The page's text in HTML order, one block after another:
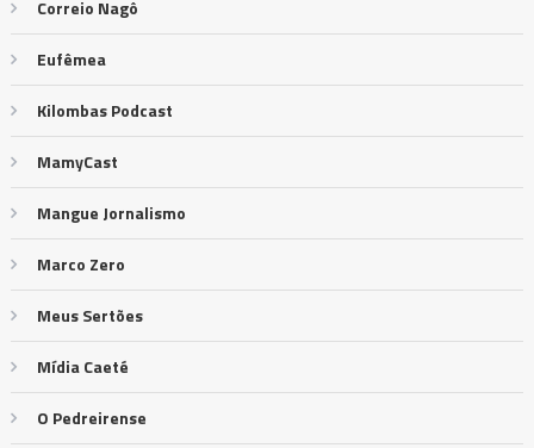
Correio Nagô
Eufêmea
Kilombas Podcast
MamyCast
Mangue Jornalismo
Marco Zero
Meus Sertões
Mídia Caeté
O Pedreirense